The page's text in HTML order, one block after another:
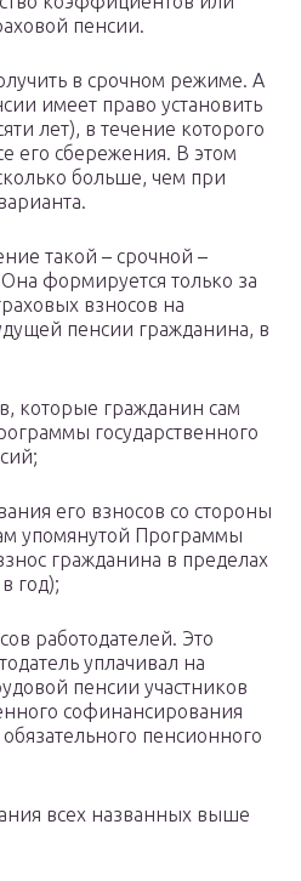
пенсии.
в срочном режиме. А
имеет право установить
лет), в течение которого
его сбережения. В этом
больше, чем при
такой – срочной –
формируется только за
взносов на
пенсии гражданина, в
которые гражданин сам
государственного
его взносов со стороны
упомянутой Программы
гражданина в пределах
год);
работодателей. Это
уплачивал на
пенсии участников
софинансирования
пенсионного
всех названных выше